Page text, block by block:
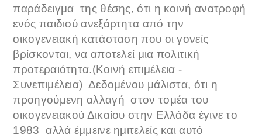
παράδειγμα της θέσης, ότι η κοινή ανατροφή
ενός παιδιού ανεξάρτητα από την
οικογενειακή κατάσταση που οι γονείς
βρίσκονται, να αποτελεί μια πολιτική
προτεραιότητα.(Κοινή επιμέλεια -
Συνεπιμέλεια) Δεδομένου μάλιστα, ότι η
προηγούμενη αλλαγή στον τομέα του
οικογενειακού Δικαίου στην Ελλάδα έγινε το
1983 αλλά έμμεινε ημιτελείς και αυτό